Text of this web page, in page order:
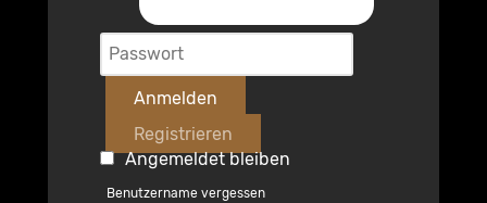
Anmelden
Registrieren
Angemeldet bleiben
Benutzername vergessen